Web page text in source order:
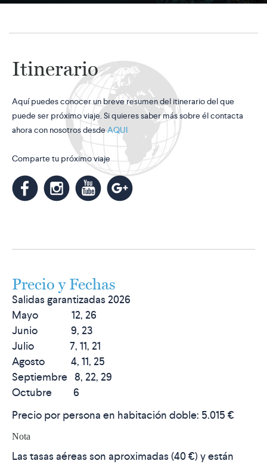
Itinerario
Aquí puedes conocer un breve resumen del itinerario del que
puede ser próximo viaje. Si quieres saber más sobre él contacta
ahora con nosotros desdeAQUI
Comparte tu próximo viaje
mknl
Precio y Fechas
Salidas garantizadas 2026
Mayo 12, 26
Junio 9, 23
Julio 7, 11, 21
Agosto 4, 11, 25
Septiembre 8, 22, 29
Octubre 6
Precio por persona en habitación doble: 5.015 €
Nota
Las tasas aéreas son aproximadas (40 €) y están